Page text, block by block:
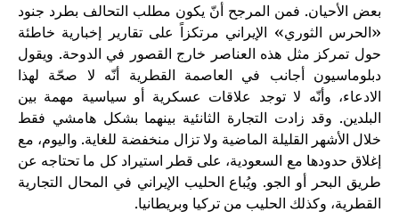
بعض الأحيان. فمن المرجح أنّ يكون مطلب التحالف بطرد جنود
«الحرس الثوري» الإيراني مرتكزاً على تقارير إخبارية خاطئة
حول تمركز مثل هذه العناصر خارج القصور في الدوحة. ويقول
دبلوماسيون أجانب في العاصمة القطرية أنّه لا صحّة لهذا
الادعاء، وأنّه لا توجد علاقات عسكرية أو سياسية مهمة بين
البلدين. وقد زادت التجارة الثانئية بينهما بشكل هامشي فقط
خلال الأشهر القليلة الماضية ولا تزال منخفضة للغاية. واليوم، مع
إغلاق حدودها مع السعودية، على قطر استيراد كل ما تحتاجه عن
طريق البحر أو الجو. ويُباع الحليب الإيراني في المحال التجارية
القطرية، وكذلك الحليب من تركيا وبريطانيا.